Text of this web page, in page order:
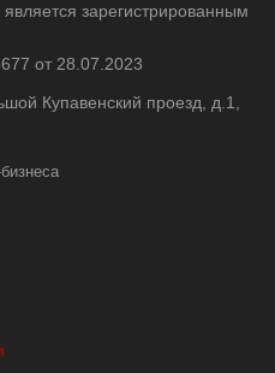
зарегистрированным
от 28.07.2023
Купавенский проезд, д.1,